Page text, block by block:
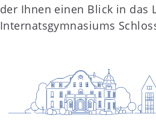
der Ihnen einen Blick in das
Internatsgymnasiums